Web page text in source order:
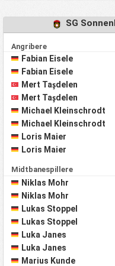
SG
Angribere
Fabian Eisele
Fabian Eisele
Mert Taşdelen
Mert Taşdelen
Michael Kleinschrodt
Michael Kleinschrodt
Loris Maier
Loris Maier
Midtbanespillere
Niklas Mohr
Niklas Mohr
Lukas Stoppel
Lukas Stoppel
Luka Janes
Luka Janes
Marius Kunde